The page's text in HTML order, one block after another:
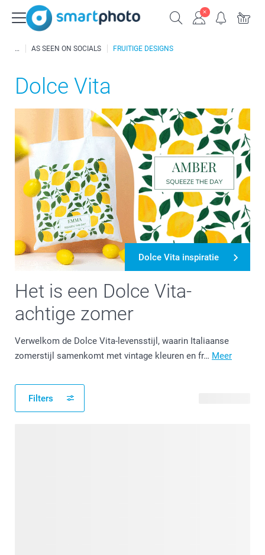
AS SEEN ON SOCIALS FRUITIGE DESIGNS
Dolce Vita
Het is een Dolce Vita-
achtige zomer
Verwelkom de Dolce Vita-levensstijl, waarin Italiaanse
zomerstijl samenkomt met vintage kleuren en fr… Meer
Dolce Vita inspiratie
Filters